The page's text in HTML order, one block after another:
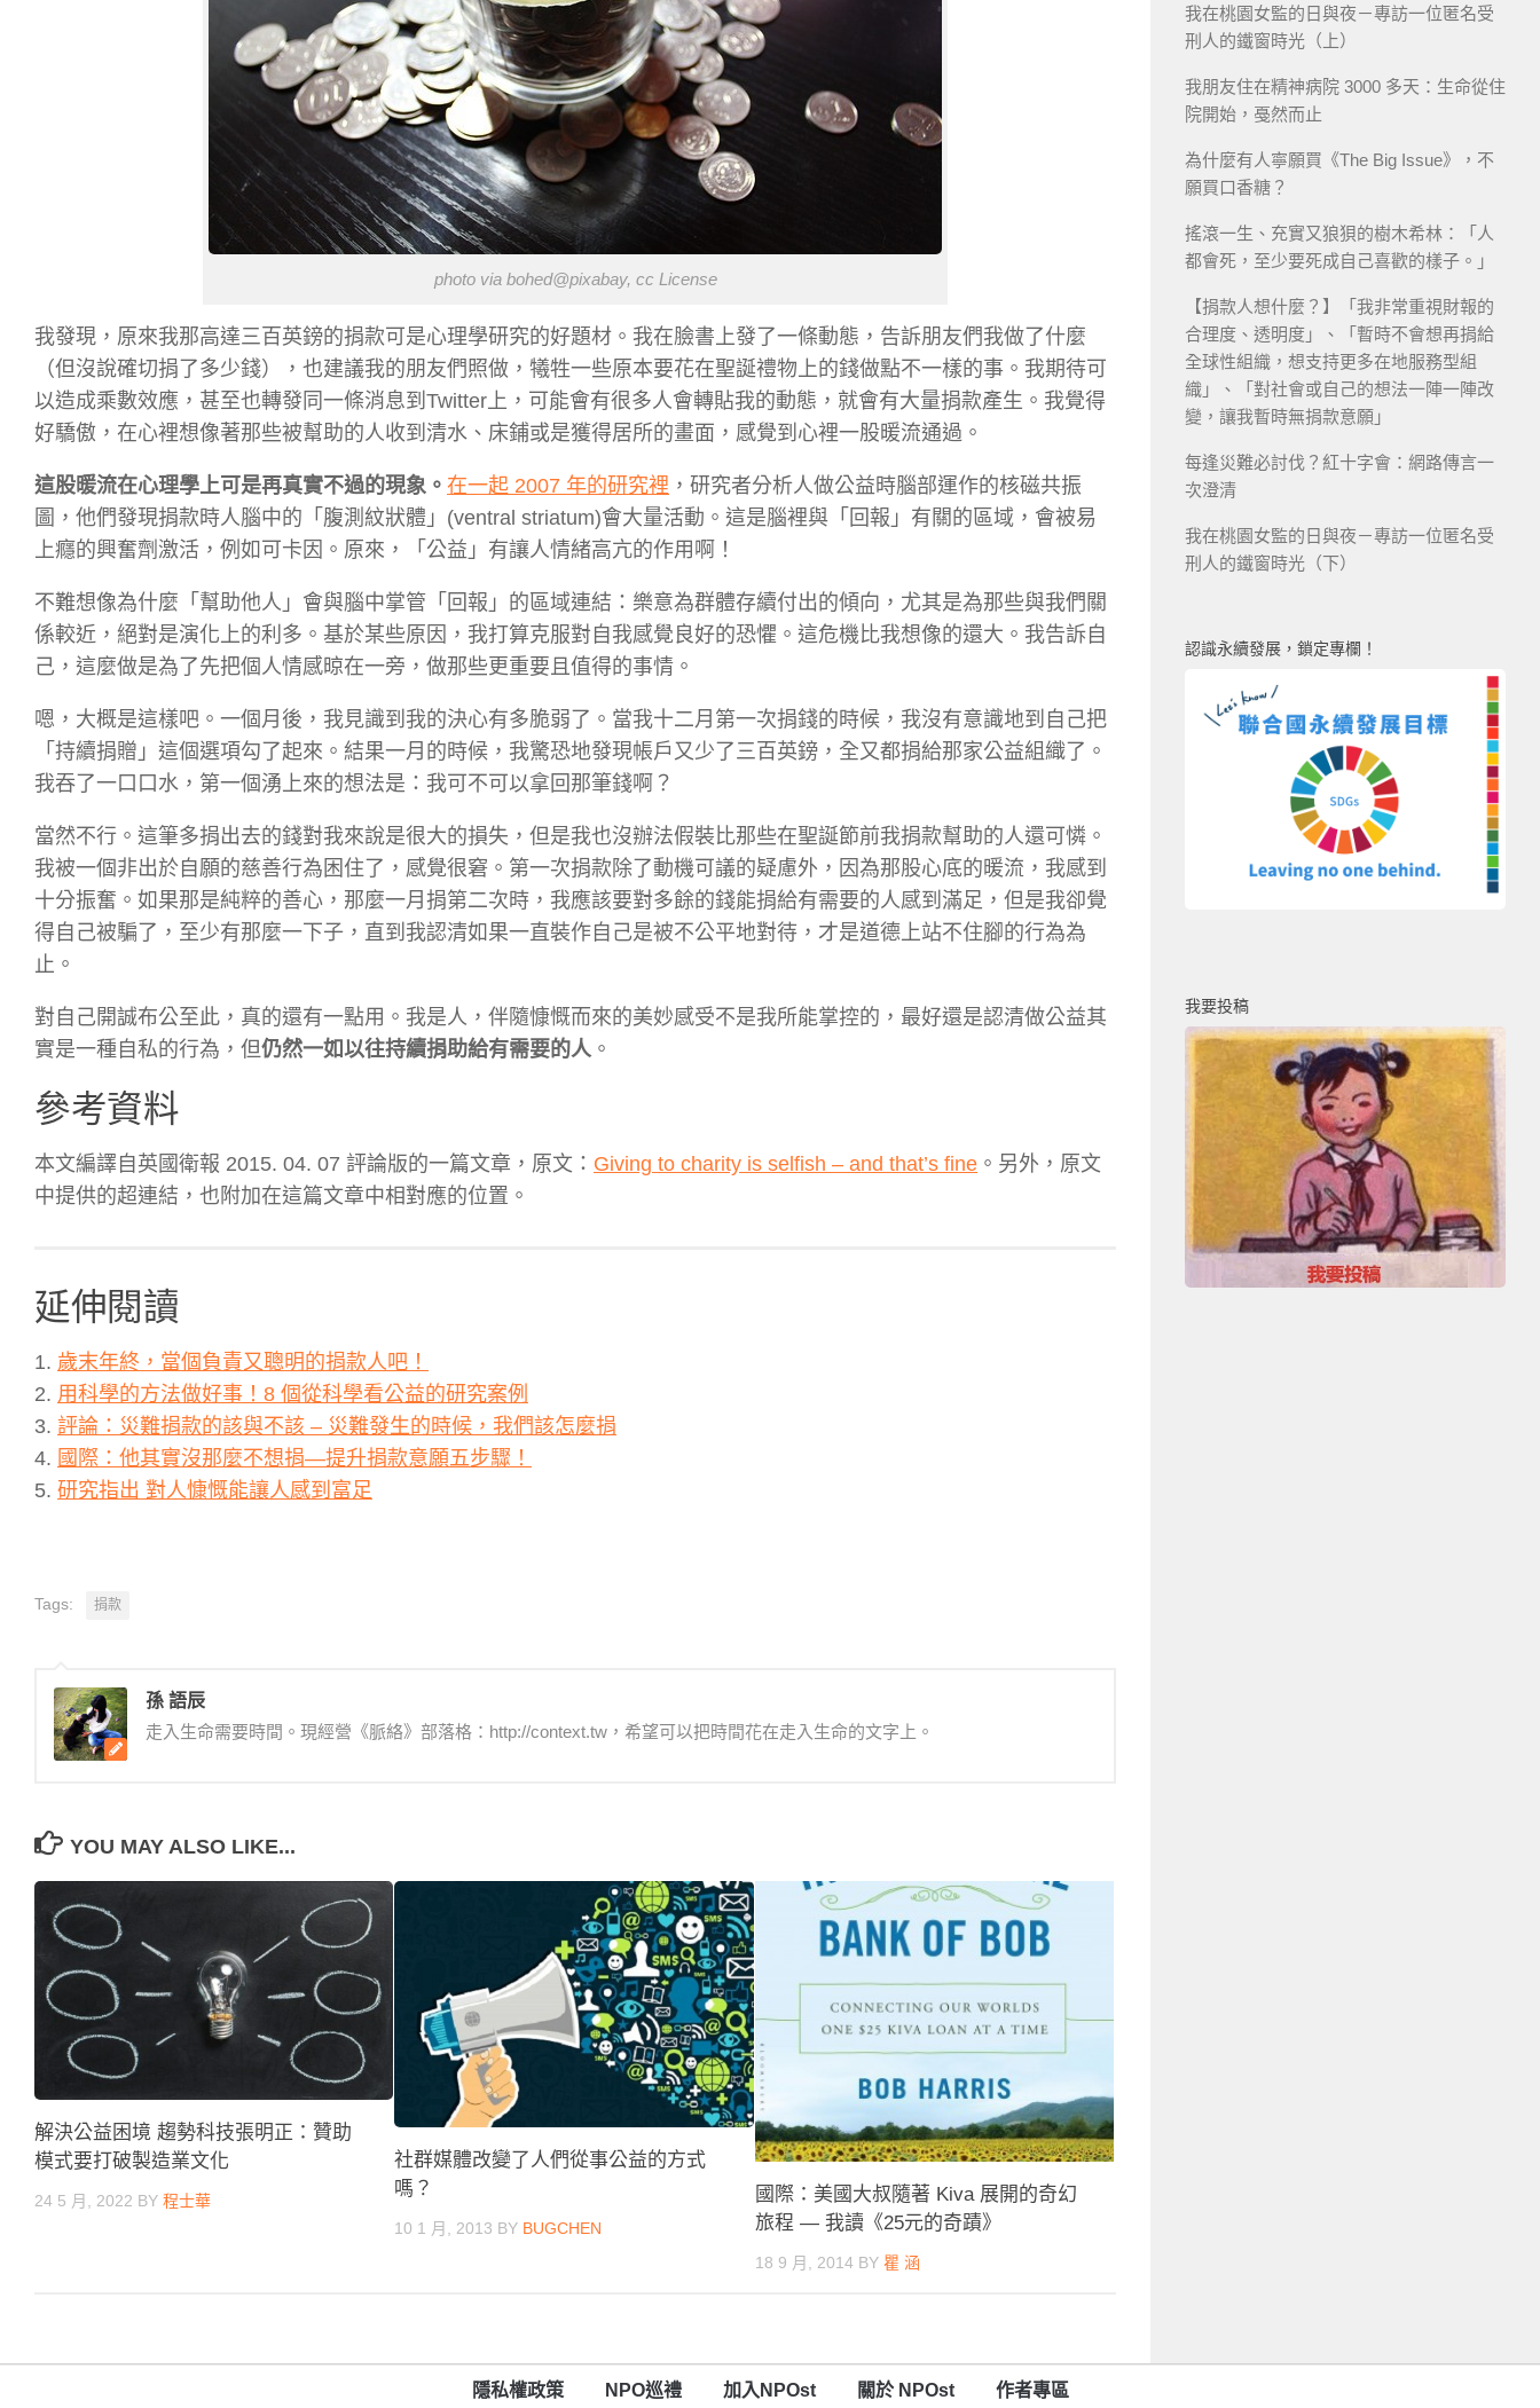
photo via bohed@pixabay, cc License
我發現，原來我那高達三百英鎊的捐款可是心理學研究的好題材。我在臉書上發了一條動態，告訴朋友們我做了什麼
（但沒說確切捐了多少錢），也建議我的朋友們照做，犧牲一些原本要花在聖誕禮物上的錢做點不一樣的事。我期待可
以造成乘數效應，甚至也轉發同一條消息到Twitter上，可能會有很多人會轉貼我的動態，就會有大量捐款產生。我覺得
好驕傲，在心裡想像著那些被幫助的人收到清水、床鋪或是獲得居所的畫面，感覺到心裡一股暖流通過。
這股暖流在心理學上可是再真實不過的現象。 在一起 2007 年的研究裡 ，研究者分析人做公益時腦部運作的核磁共振
圖，他們發現捐款時人腦中的「腹測紋狀體」(ventral striatum)會大量活動。這是腦裡與「回報」有關的區域，會被易
上癮的興奮劑激活，例如可卡因。原來，「公益」有讓人情緒高亢的作用啊！
不難想像為什麼「幫助他人」會與腦中掌管「回報」的區域連結：樂意為群體存續付出的傾向，尤其是為那些與我們關
係較近，絕對是演化上的利多。基於某些原因，我打算克服對自我感覺良好的恐懼。這危機比我想像的還大。我告訴自
己，這麼做是為了先把個人情感晾在一旁，做那些更重要且值得的事情。
嗯，大概是這樣吧。一個月後，我見識到我的決心有多脆弱了。當我十二月第一次捐錢的時候，我沒有意識地到自己把
「持續捐贈」這個選項勾了起來。結果一月的時候，我驚恐地發現帳戶又少了三百英鎊，全又都捐給那家公益組織了。
我吞了一口口水，第一個湧上來的想法是：我可不可以拿回那筆錢啊？
當然不行。這筆多捐出去的錢對我來說是很大的損失，但是我也沒辦法假裝比那些在聖誕節前我捐款幫助的人還可憐。
我被一個非出於自願的慈善行為困住了，感覺很窘。第一次捐款除了動機可議的疑慮外，因為那股心底的暖流，我感到
十分振奮。如果那是純粹的善心，那麼一月捐第二次時，我應該要對多餘的錢能捐給有需要的人感到滿足，但是我卻覺
得自己被騙了，至少有那麼一下子，直到我認清如果一直裝作自己是被不公平地對待，才是道德上站不住腳的行為為
止。
對自己開誠布公至此，真的還有一點用。我是人，伴隨慷慨而來的美妙感受不是我所能掌控的，最好還是認清做公益其
實是一種自私的行為，但仍然一如以往持續捐助給有需要的人 。
參考資料
本文編譯自英國衛報 2015. 04. 07 評論版的一篇文章，原文： Giving to charity is selfish – and that’s fine 。另外，原文
中提供的超連結，也附加在這篇文章中相對應的位置。
延伸閱讀
1. 歲末年終，當個負責又聰明的捐款人吧！
2. 用科學的方法做好事！8 個從科學看公益的研究案例
3. 評論：災難捐款的該與不該 – 災難發生的時候，我們該怎麼捐
4. 國際：他其實沒那麼不想捐―提升捐款意願五步驟！
5. 研究指出 對人慷慨能讓人感到富足
Tags: 捐款
孫 語辰
走入生命需要時間。現經營《脈絡》部落格：http://context.tw，希望可以把時間花在走入生命的文字上。
YOU MAY ALSO LIKE...
解決公益困境 趨勢科技張明正：贊助
模式要打破製造業文化
24 5 月, 2022 BY 程士華
社群媒體改變了人們從事公益的方式
嗎？
10 1 月, 2013 BY BUGCHEN
國際：美國大叔隨著 Kiva 展開的奇幻
旅程 — 我讀《25元的奇蹟》
18 9 月, 2014BY 瞿 涵
我在桃園女監的日與夜－專訪一位匿名受
刑人的鐵窗時光（上）
我朋友住在精神病院 3000 多天：生命從住
院開始，戞然而止
為什麼有人寧願買《The Big Issue》，不
願買口香糖？
搖滾一生、充實又狼狽的樹木希林：「人
都會死，至少要死成自己喜歡的樣子。」
【捐款人想什麼？】「我非常重視財報的
合理度、透明度」、「暫時不會想再捐給
全球性組織，想支持更多在地服務型組
織」、「對社會或自己的想法一陣一陣改
變，讓我暫時無捐款意願」
每逢災難必討伐？紅十字會：網路傳言一
次澄清
我在桃園女監的日與夜－專訪一位匿名受
刑人的鐵窗時光（下）
認識永續發展，鎖定專欄！
我要投稿
隱私權政策 NPO巡禮 加入NPOst 關於 NPOst 作者專區